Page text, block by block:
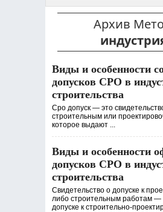
Архив
Виды и особенности
допусков СРО в
строительства
Сро допуск — это
строительным или
которое выдают ...
Виды и особенности
допусков СРО в
строительства
Свидетельство о допуске к
либо строительным работам —
допуске к строительно-